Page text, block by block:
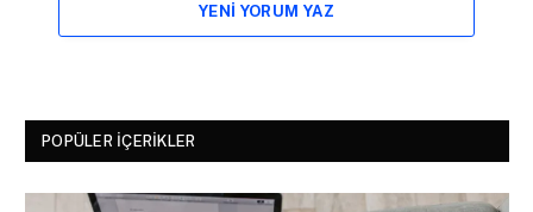
YENI YORUM YAZ
POPÜLER İÇERIKLER